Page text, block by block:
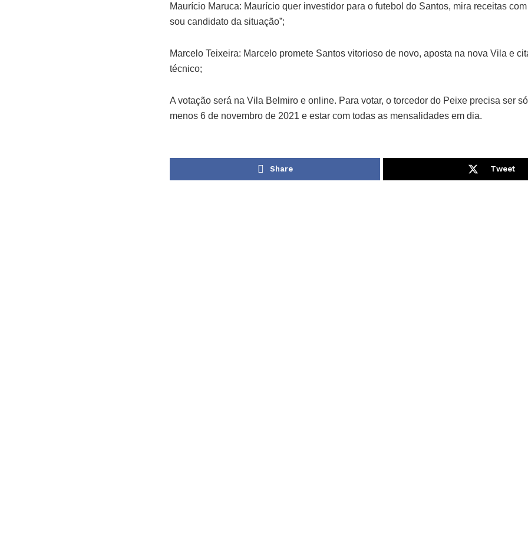
Maurício Maruca: Maurício quer investidor para o futebol do Santos, mira receitas
sou candidato da situação”;
Marcelo Teixeira: Marcelo promete Santos vitorioso de novo, aposta na nova Vila e
técnico;
A votação será na Vila Belmiro e online. Para votar, o torcedor do Peixe precisa ser
menos 6 de novembro de 2021 e estar com todas as mensalidades em dia.
Share Tweet